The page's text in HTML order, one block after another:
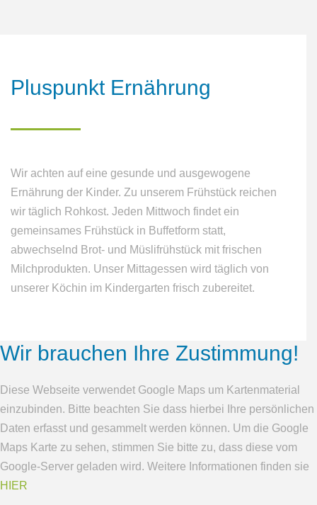
Pluspunkt Ernährung
Wir achten auf eine gesunde und ausgewogene
Ernährung der Kinder. Zu unserem Frühstück reichen
wir täglich Rohkost. Jeden Mittwoch findet ein
gemeinsames Frühstück in Buffetform statt,
abwechselnd Brot- und Müslifrühstück mit frischen
Milchprodukten. Unser Mittagessen wird täglich von
unserer Köchin im Kindergarten frisch zubereitet.
Wir brauchen Ihre Zustimmung!
Diese Webseite verwendet Google Maps um Kartenmaterial
einzubinden. Bitte beachten Sie dass hierbei Ihre persönlichen
Daten erfasst und gesammelt werden können. Um die Google
Maps Karte zu sehen, stimmen Sie bitte zu, dass diese vom
Google-Server geladen wird. Weitere Informationen finden sie
HIER